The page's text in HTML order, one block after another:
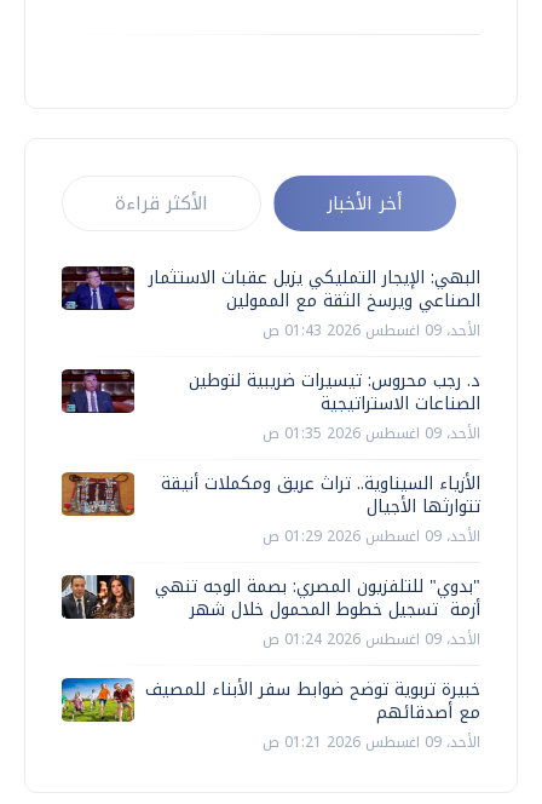
أخر الأخبار الأكثر قراءة
البهي: الإيجار التمليكي يزيل عقبات الاستثمار
الصناعي ويرسخ الثقة مع الممولين
الأحد، 09 اغسطس 2026 01:43 ص
د. رجب محروس: تيسيرات ضريبية لتوطين
الصناعات الاستراتيجية
الأحد، 09 اغسطس 2026 01:35 ص
الأزياء السيناوية.. تراث عريق ومكملات أنيقة
تتوارثها الأجيال
الأحد، 09 اغسطس 2026 01:29 ص
"بدوي" للتلفزيون المصري: بصمة الوجه تنهي
أزمة تسجيل خطوط المحمول خلال شهر
الأحد، 09 اغسطس 2026 01:24 ص
خبيرة تربوية توضح ضوابط سفر الأبناء للمصيف
مع أصدقائهم
الأحد، 09 اغسطس 2026 01:21 ص